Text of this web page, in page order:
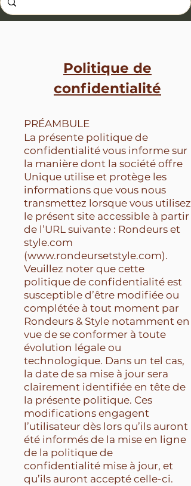
Politique de
confidentialité
PRÉAMBULE
La présente politique de
confidentialité vous informe sur
la manière dont la société offre
Unique utilise et protège les
informations que vous nous
transmettez lorsque vous utilisez
le présent site accessible à partir
de l’URL suivante : Rondeurs et
style.com
(www.rondeursetstyle.com).
Veuillez noter que cette
politique de confidentialité est
susceptible d’être modifiée ou
complétée à tout moment par
Rondeurs & Style notamment en
vue de se conformer à toute
évolution légale ou
technologique. Dans un tel cas,
la date de sa mise à jour sera
clairement identifiée en tête de
la présente politique. Ces
modifications engagent
l’utilisateur dès lors qu’ils auront
été informés de la mise en ligne
de la politique de
confidentialité mise à jour, et
qu’ils auront accepté celle-ci.